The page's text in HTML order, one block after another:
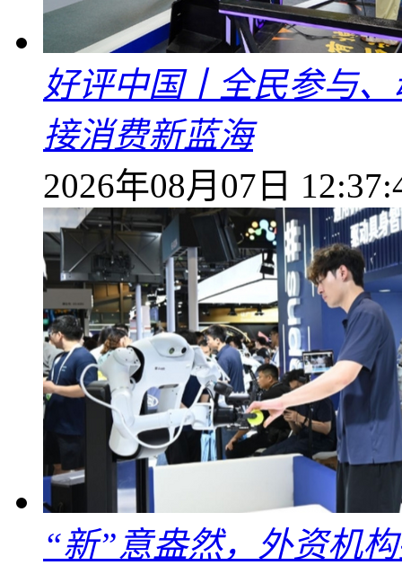
好评中国丨全民参与
接消费新蓝海
2026年08月07日
“新”意盎然，外资机